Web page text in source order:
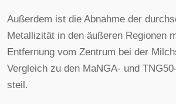
Außerdem ist die Abnahme der
Metallizität in den äußeren Regionen
Entfernung vom Zentrum bei der
Vergleich zu den MaNGA- und
steil.